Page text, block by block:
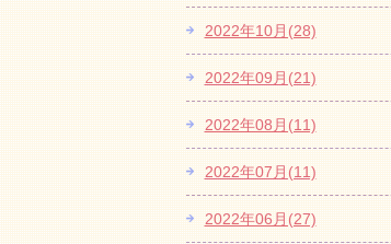
2022年10月(28)
2022年09月(21)
2022年08月(11)
2022年07月(11)
2022年06月(27)